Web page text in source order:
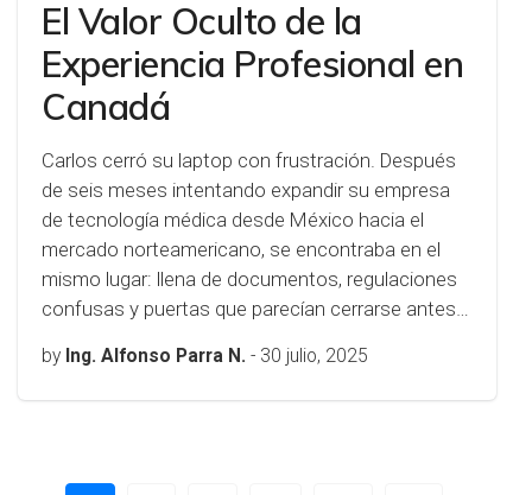
El Valor Oculto de la
Experiencia Profesional en
Canadá
Carlos cerró su laptop con frustración. Después
de seis meses intentando expandir su empresa
de tecnología médica desde México hacia el
mercado norteamericano, se encontraba en el
mismo lugar: llena de documentos, regulaciones
confusas y puertas que parecían cerrarse antes…
by Ing. Alfonso Parra N. - 30 julio, 2025